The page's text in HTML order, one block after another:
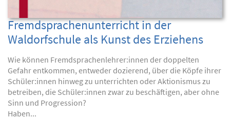
Fremdsprachenunterricht in der
Waldorfschule als Kunst des Erziehens
Wie können Fremdsprachenlehrer:innen der doppelten
Gefahr entkommen, entweder dozierend, über die Köpfe ihrer
Schüler:innen hinweg zu unterrichten oder Aktionismus zu
betreiben, die Schüler:innen zwar zu beschäftigen, aber ohne
Sinn und Progression?
Haben...